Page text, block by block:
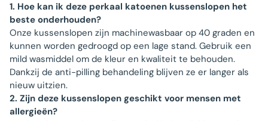
1. Hoe kan ik deze perkaal katoenen kussenslopen het
beste onderhouden?
Onze kussenslopen zijn machinewasbaar op 40 graden en
kunnen worden gedroogd op een lage stand. Gebruik een
mild wasmiddel om de kleur en kwaliteit te behouden.
Dankzij de anti-pilling behandeling blijven ze er langer als
nieuw uitzien.
2. Zijn deze kussenslopen geschikt voor mensen met
allergieën?